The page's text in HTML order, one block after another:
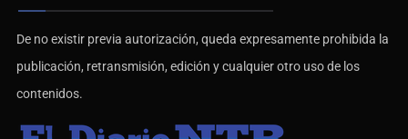
De no existir previa autorización, queda expresamente prohibida la
publicación, retransmisión, edición y cualquier otro uso de los
contenidos.